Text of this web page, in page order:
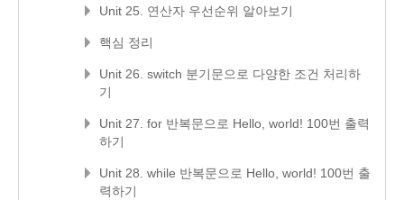
Unit 25. 연산자 우선순위 알아보기
핵심 정리
Unit 26. switch 분기문으로 다양한 조건 처리하
기
Unit 27. for 반복문으로 Hello, world! 100번 출력
하기
Unit 28. while 반복문으로 Hello, world! 100번 출
력하기